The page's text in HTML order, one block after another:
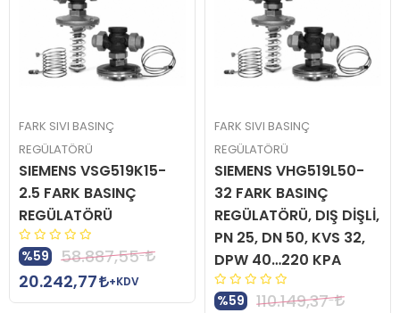
FARK SIVI BASINÇ
REGÜLATÖRÜ
SIEMENS VSG519K15-
2.5 FARK BASINÇ
REGÜLATÖRÜ
%59
58.887,55
20.242,77
+KDV
FARK SIVI BASINÇ
REGÜLATÖRÜ
SIEMENS VHG519L50-
32 FARK BASINÇ
REGÜLATÖRÜ, DIŞ DİŞLİ,
PN 25, DN 50, KVS 32,
DPW 40…220 KPA
%59
110.149,37